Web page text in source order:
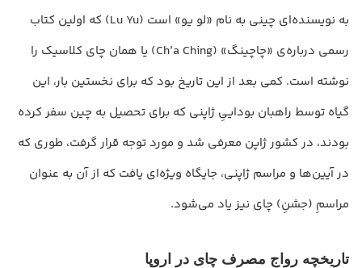
به نویسنده‌ای چینی به نام «لو یو» است (Lu Yu) که اولین کتاب
رسمی درباره‌ی «چاچینگ» (Ch’a Ching) یا همان چای کلاسیک را
نوشته است. کمی بعد از این تاریخ بود که برای نخستین بار، این
گیاه توسط راهبان بوداییِ ژاپنی که برای تحصیل به چین سفر کرده
بودند، در کشور ژاپن معرفی شد و مورد توجه قرار گرفت، طوری که
در آیین‌ها و مراسم ژاپنی، جایگاه ویژه‌ای یافت که از آن به‌ عنوان
مراسمِ (جشنِ) چای نیز یاد می‌شود.
تاریخچه رواج مصرف چای در اروپا